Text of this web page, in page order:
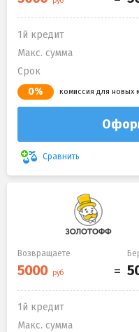
1й кредит
Макс. сумма
Срок
0% комиссия для новых
Сравнить
Возвращаете
1й кредит
Макс. сумма